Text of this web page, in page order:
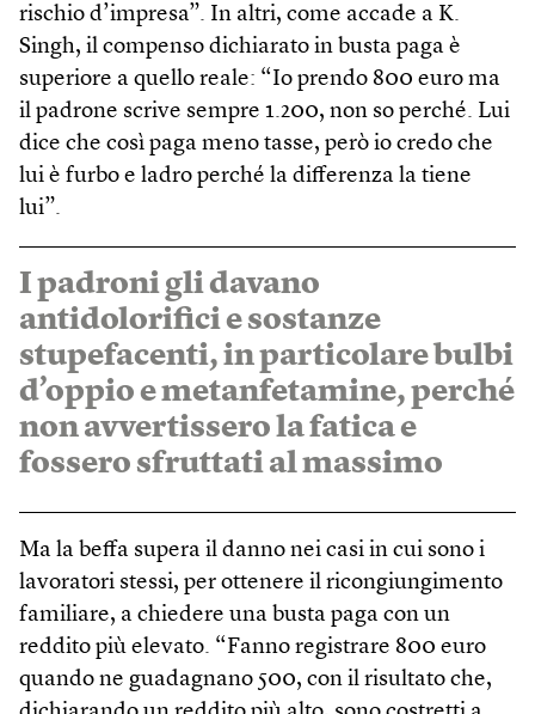
rischio d’impresa”. In altri, come accade a K.
Singh, il compenso dichiarato in busta paga è
superiore a quello reale: “Io prendo 800 euro ma
il padrone scrive sempre 1.200, non so perché. Lui
dice che così paga meno tasse, però io credo che
lui è furbo e ladro perché la differenza la tiene
lui”.
I padroni gli davano
antidolorifici e sostanze
stupefacenti, in particolare bulbi
d’oppio e metanfetamine, perché
non avvertissero la fatica e
fossero sfruttati al massimo
Ma la beffa supera il danno nei casi in cui sono i
lavoratori stessi, per ottenere il ricongiungimento
familiare, a chiedere una busta paga con un
reddito più elevato. “Fanno registrare 800 euro
quando ne guadagnano 500, con il risultato che,